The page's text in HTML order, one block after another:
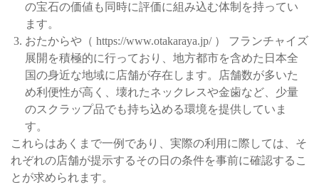
の宝石の価値も同時に評価に組み込む体制を持ってい
ます。
おたからや（ https://www.otakaraya.jp/ ） フランチャイズ
展開を積極的に行っており、地方都市を含めた日本全
国の身近な地域に店舗が存在します。店舗数が多いた
め利便性が高く、壊れたネックレスや金歯など、少量
のスクラップ品でも持ち込める環境を提供していま
す。
これらはあくまで一例であり、実際の利用に際しては、そ
れぞれの店舗が提示するその日の条件を事前に確認するこ
とが求められます。